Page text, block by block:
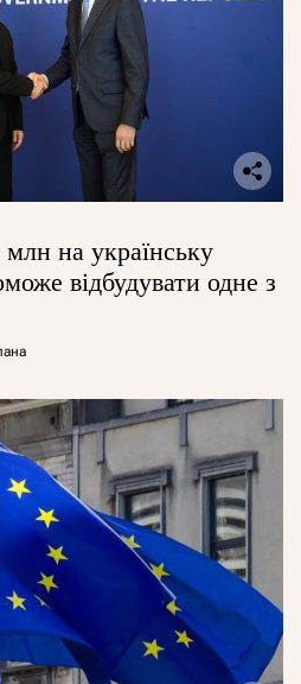
млн на українську
відбудувати одне з